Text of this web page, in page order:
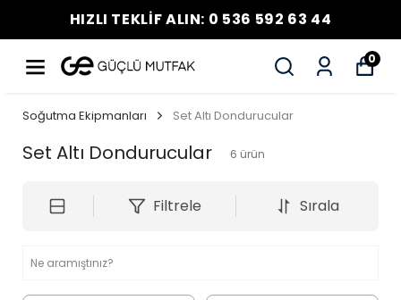
HIZLI TEKLİF ALIN: 0 536 592 63 44
0
Soğutma Ekipmanları Set Altı Dondurucular
Set Altı Dondurucular 6 ürün
Filtrele Sırala